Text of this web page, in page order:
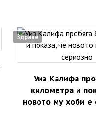
Здраве
Уиз Калифа
километра и
новото му хоби е